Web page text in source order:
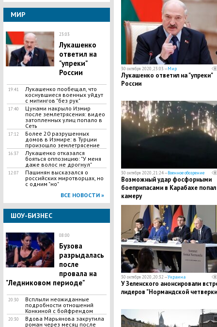
МИР
23:03
Лукашенко
ответил на
"упреки"
России
19:41
Лукашенко пообещал, что
коснувшиеся военных уйдут
с митингов "без рук"
17:40
Цунами накрыло Измир
после землетрясения: видео
затопленных улиц попало в
Сеть
17:12
​Более 20 разрушенных
домов в Измире: в Турции
произошло землетрясение
16:37
Лукашенко отказался
бояться оппозицию: "У меня
даже волос не дрогнул"
12:07
​Пашинян высказался о
российских миротворцах, но
с одним "но"
ВСЕ НОВОСТИ »
ШОУ-БИЗНЕС
08:00
Бузова
разрыдалась
после
провала на
"Ледниковом периоде"
20:30
Всплыли неожиданные
подробности отношений
Конкиной с бойфрендом
20:30
Вдова Марьянова закрутила
роман через месяц после
30 октября 2020, 23:03 —Мир
Лукашенко ответил на "упреки"
России
30 октября 2020, 21:24 —Военное обозрение
Возможный удар фосфорными
боеприпасами в Карабахе попал
камеру
30 октября 2020, 20:32 —Украина
У Зеленского анонсировали
лидеров "Нормандской